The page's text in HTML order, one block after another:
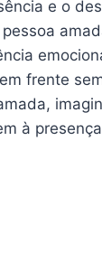
e o
frente
à